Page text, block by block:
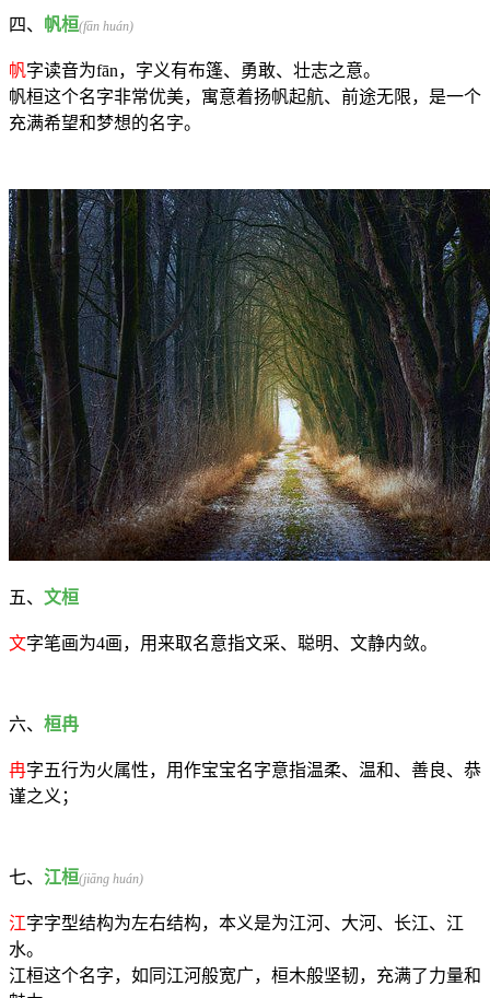
四、 帆桓(fān huán)
帆字读音为fān，字义有布篷、勇敢、壮志之意。
帆桓这个名字非常优美，寓意着扬帆起航、前途无限，是一个
充满希望和梦想的名字。
五、 文桓
文字笔画为4画，用来取名意指文采、聪明、文静内敛。
六、 桓冉
冉字五行为火属性，用作宝宝名字意指温柔、温和、善良、恭
谨之义；
七、 江桓(jiāng huán)
江字字型结构为左右结构，本义是为江河、大河、长江、江
水。
江桓这个名字，如同江河般宽广，桓木般坚韧，充满了力量和